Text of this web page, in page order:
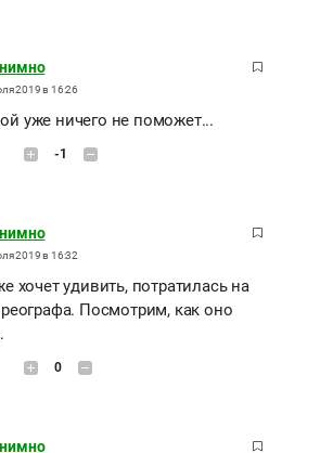
2019 в 16:26
уже ничего не поможет...
-1
2019 в 16:32
хочет удивить, потратилась на
Посмотрим, как оно
0